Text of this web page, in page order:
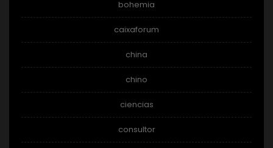
bohemia
caixaforum
china
chino
ciencias
consultor